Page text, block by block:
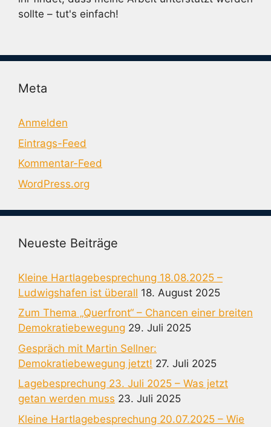
sollte – tut's einfach!
Meta
Anmelden
Eintrags-Feed
Kommentar-Feed
WordPress.org
Neueste Beiträge
Kleine Hartlagebesprechung 18.08.2025 –
Ludwigshafen ist überall 18. August 2025
Zum Thema „Querfront“ – Chancen einer breiten
Demokratiebewegung 29. Juli 2025
Gespräch mit Martin Sellner:
Demokratiebewegung jetzt! 27. Juli 2025
Lagebesprechung 23. Juli 2025 – Was jetzt
getan werden muss 23. Juli 2025
Kleine Hartlagebesprechung 20.07.2025 – Wie